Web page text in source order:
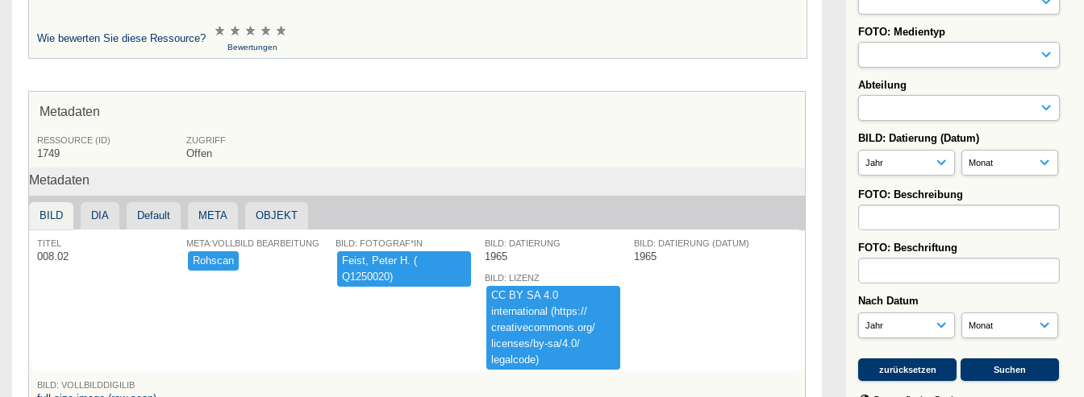
FOTO: Medientyp
Abteilung
BILD: Datierung (Datum)
FOTO: Beschreibung
FOTO: Beschriftung
Nach Datum
Wie bewerten Sie diese Ressource?
Bewertungen
Metadaten
RESSOURCE (ID)
1749
ZUGRIFF
Offen
Metadaten
BILD DIA Default META OBJEKT
TITEL
008.02
META:VOLLBILD BEARBEITUNG
Rohscan
BILD: FOTOGRAF*IN
Feist,​ ​Peter ​H.​ ​(​
Q1250020)​
BILD: DATIERUNG
1965
BILD: DATIERUNG (DATUM)
1965
BILD: LIZENZ
CC ​BY ​SA ​4.​0 ​
international ​(​https:​/​/​
creativecommons.​org/​
licenses/​by-​sa/​4.​0/​
legalcode)​
BILD: VOLLBILDDIGILIB